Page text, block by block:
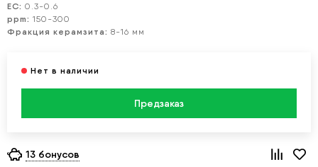
EC: 0.3-0.6
ppm: 150-300
Фракция керамзита: 8-16 мм
Предзаказ
13 бонусов